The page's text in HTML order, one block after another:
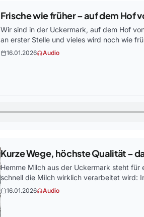
Frische wie früher – auf dem Hof
Wir sind in der Uckermark, auf dem Hof
an erster Stelle und vieles wird noch wie
calendar_today16.01.2026headphonesAudio
Kurze Wege, höchste Qualität –
Hemme Milch aus der Uckermark steht für
schnell die Milch wirklich verarbeitet wird:
calendar_today16.01.2026headphonesAudio